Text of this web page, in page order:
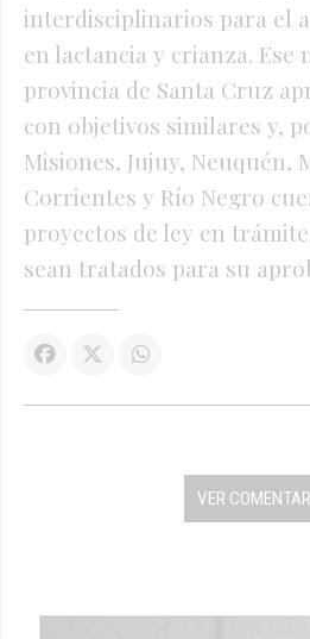
interdisciplinarios para el
en lactancia y crianza. Ese
provincia de Santa Cruz
con objetivos similares y,
Misiones, Jujuy, Neuquén,
Corrientes y Río Negro
proyectos de ley en
sean tratados para su
VER